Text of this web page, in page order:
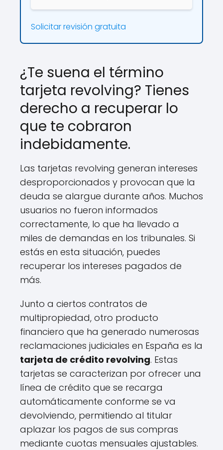
Solicitar revisión gratuita
¿Te suena el término
tarjeta revolving? Tienes
derecho a recuperar lo
que te cobraron
indebidamente.
Las tarjetas revolving generan intereses
desproporcionados y provocan que la
deuda se alargue durante años. Muchos
usuarios no fueron informados
correctamente, lo que ha llevado a
miles de demandas en los tribunales. Si
estás en esta situación, puedes
recuperar los intereses pagados de
más.
Junto a ciertos contratos de
multipropiedad, otro producto
financiero que ha generado numerosas
reclamaciones judiciales en España es la
tarjeta de crédito revolving. Estas
tarjetas se caracterizan por ofrecer una
línea de crédito que se recarga
automáticamente conforme se va
devolviendo, permitiendo al titular
aplazar los pagos de sus compras
mediante cuotas mensuales ajustables.